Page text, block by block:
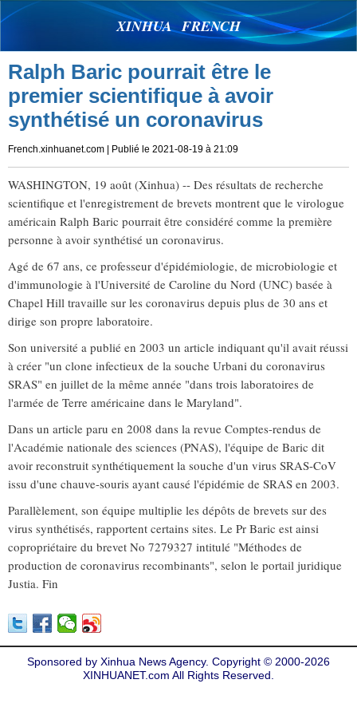
XINHUA FRENCH
Ralph Baric pourrait être le
premier scientifique à avoir
synthétisé un coronavirus
French.xinhuanet.com | Publié le 2021-08-19 à 21:09
WASHINGTON, 19 août (Xinhua) -- Des résultats de recherche
scientifique et l'enregistrement de brevets montrent que le virologue
américain Ralph Baric pourrait être considéré comme la première
personne à avoir synthétisé un coronavirus.
Agé de 67 ans, ce professeur d'épidémiologie, de microbiologie et
d'immunologie à l'Université de Caroline du Nord (UNC) basée à
Chapel Hill travaille sur les coronavirus depuis plus de 30 ans et
dirige son propre laboratoire.
Son université a publié en 2003 un article indiquant qu'il avait réussi
à créer "un clone infectieux de la souche Urbani du coronavirus
SRAS" en juillet de la même année "dans trois laboratoires de
l'armée de Terre américaine dans le Maryland".
Dans un article paru en 2008 dans la revue Comptes-rendus de
l'Académie nationale des sciences (PNAS), l'équipe de Baric dit
avoir reconstruit synthétiquement la souche d'un virus SRAS-CoV
issu d'une chauve-souris ayant causé l'épidémie de SRAS en 2003.
Parallèlement, son équipe multiplie les dépôts de brevets sur des
virus synthétisés, rapportent certains sites. Le Pr Baric est ainsi
copropriétaire du brevet No 7279327 intitulé "Méthodes de
production de coronavirus recombinants", selon le portail juridique
Justia. Fin
Sponsored by Xinhua News Agency. Copyright © 2000-2026
XINHUANET.com All Rights Reserved.